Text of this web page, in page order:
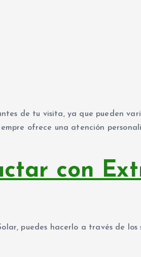
de tu visita, ya que pueden
ofrece una atención
con
puedes hacerlo a través de